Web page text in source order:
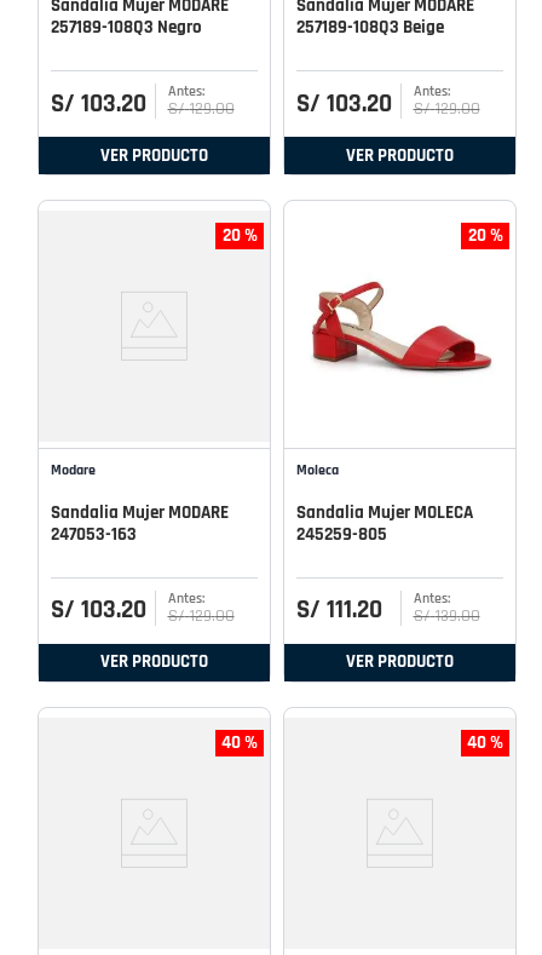
Sandalia Mujer MODARE
257189-108Q3 Negro
S/ 103.20 S/ 129.00
VER PRODUCTO
Sandalia Mujer MODARE
257189-108Q3 Beige
S/ 103.20 S/ 129.00
VER PRODUCTO
20 %
Modare
Sandalia Mujer MODARE
247053-163
S/ 103.20 S/ 129.00
VER PRODUCTO
20 %
Moleca
Sandalia Mujer MOLECA
245259-805
S/ 111.20 S/ 139.00
VER PRODUCTO
40 % 40 %